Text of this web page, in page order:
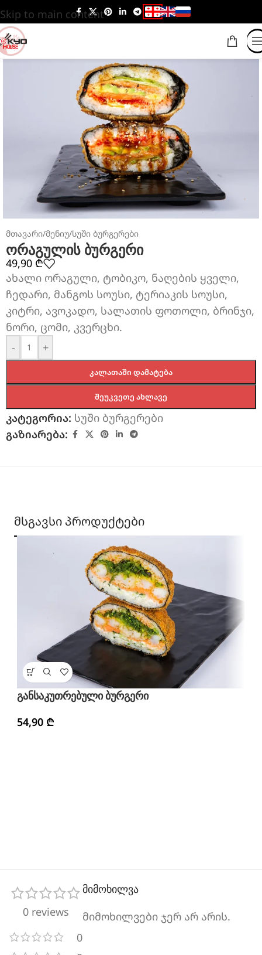
Skip to main content
მთავარი/მენიუ/სუში ბურგერები
ორაგულის ბურგერი
49,90 ₾
ახალი ორაგული, ტობიკო, ნაღების ყველი,
ჩედარი, მანგოს სოუსი, ტერიაკის სოუსი,
კიტრი, ავოკადო, სალათის ფოთოლი, ბრინჯი,
ნორი, ცომი, კვერცხი.
-
+
ᲙᲐᲚᲐᲗᲐᲨᲘ ᲓᲐᲛᲐᲢᲔᲑᲐ
ᲨᲔᲣᲙᲕᲔᲗᲔ ᲐᲮᲚᲐᲕᲔ
კატეგორია: სუში ბურგერები
გაზიარება:
მსგავსი პროდუქტები
განსაკუთრებული ბურგერი
54,90 ₾
0 reviews
0
მიმოხილვა
მიმოხილვები ჯერ არ არის.